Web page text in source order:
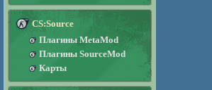
CS:Source
Плагины MetaMod
Плагины SourceMod
Карты